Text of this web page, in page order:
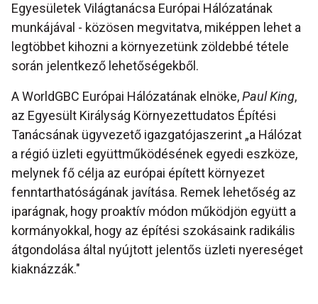
Egyesületek Világtanácsa Európai Hálózatának
munkájával - közösen megvitatva, miképpen lehet a
legtöbbet kihozni a környezetünk zöldebbé tétele
során jelentkező lehetőségekből.
A WorldGBC Európai Hálózatának elnöke,Paul King,
az Egyesült Királyság Környezettudatos Építési
Tanácsának ügyvezető igazgatójaszerint „a Hálózat
a régió üzleti együttműködésének egyedi eszköze,
melynek fő célja az európai épített környezet
fenntarthatóságának javítása. Remek lehetőség az
iparágnak, hogy proaktív módon működjön együtt a
kormányokkal, hogy az építési szokásaink radikális
átgondolása által nyújtott jelentős üzleti nyereséget
kiaknázzák."